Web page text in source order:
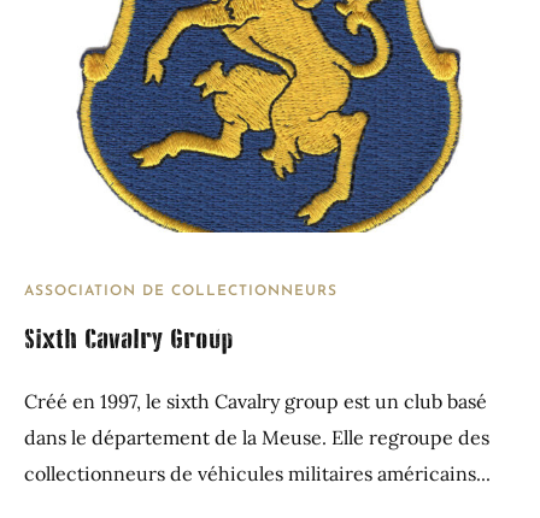
ASSOCIATION DE COLLECTIONNEURS
Sixth Cavalry Group
Créé en 1997, le sixth Cavalry group est un club basé
dans le département de la Meuse. Elle regroupe des
collectionneurs de véhicules militaires américains...